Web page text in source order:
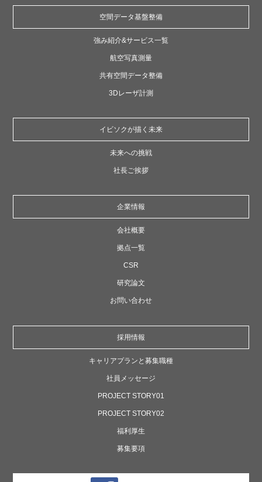
空間データ基盤整備
強み紹介&サービス一覧
航空写真測量
共有空間データ整備
3Dレーザ計測
イビソクが描く未来
未来への挑戦
社長ご挨拶
企業情報
会社概要
拠点一覧
CSR
研究論文
お問い合わせ
採用情報
キャリアプランと募集職種
社員メッセージ
PROJECT STORY01
PROJECT STORY02
福利厚生
募集要項